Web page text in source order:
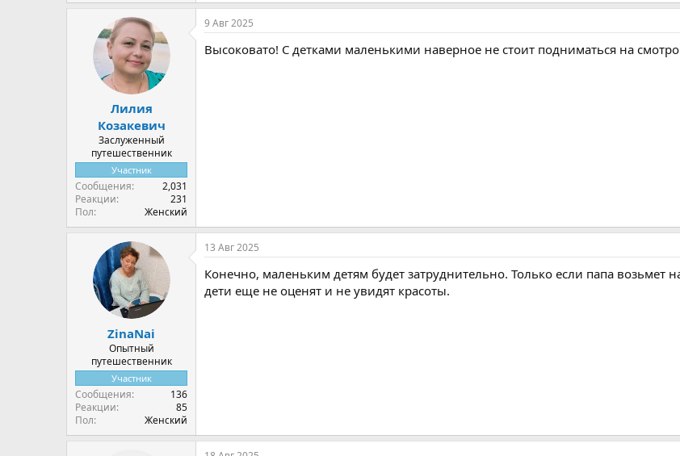
Лилия
Козакевич
Заслуженный
путешественник
Участник
Сообщения
2,031
Реакции
231
Пол
Женский
9 Авг 2025
Высоковато! С детками маленькими наверное не стоит подниматься на
ZinaNai
Опытный
путешественник
Участник
Сообщения
136
Реакции
85
Пол
Женский
13 Авг 2025
Конечно, маленьким детям будет затруднительно. Только если папа возьмет
дети еще не оценят и не увидят красоты.